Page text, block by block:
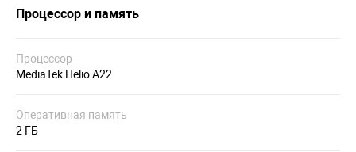
Процессор и память
Процессор
MediaTek Helio A22
Оперативная память
2 ГБ